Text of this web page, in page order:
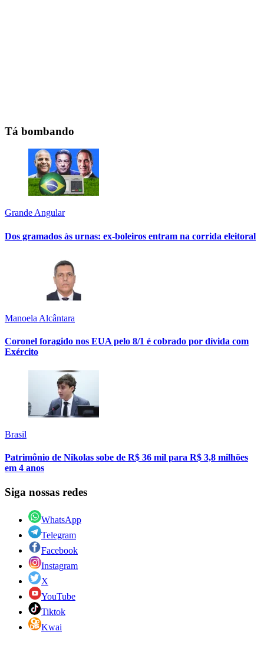
Tá bombando
Grande Angular
Dos gramados às urnas: ex-boleiros entram na corrida eleitoral
Manoela Alcântara
Coronel foragido nos EUA pelo 8/1 é cobrado por dívida com
Exército
Brasil
Patrimônio de Nikolas sobe de R$ 36 mil para R$ 3,8 milhões
em 4 anos
Siga nossas redes
WhatsApp
Telegram
Facebook
Instagram
X
YouTube
Tiktok
Kwai